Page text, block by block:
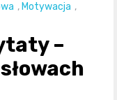
,Motywacja ,
–